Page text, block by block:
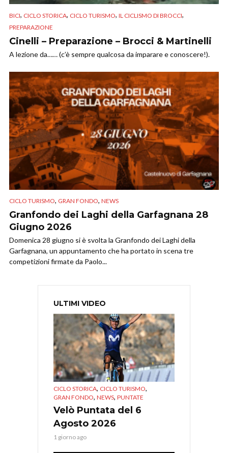
BICI, CICLO STORICA, CICLO TURISMO, IL CICLISMO DI BROCCI,
PREPARAZIONE
Cinelli – Preparazione – Brocci & Martinelli
A lezione da…… (c’è sempre qualcosa da imparare e conoscere!).
CICLO TURISMO, GRAN FONDO, NEWS
Granfondo dei Laghi della Garfagnana 28
Giugno 2026
Domenica 28 giugno si è svolta la Granfondo dei Laghi della
Garfagnana, un appuntamento che ha portato in scena tre
competizioni firmate da Paolo...
ULTIMI VIDEO
CICLO STORICA, CICLO TURISMO,
GRAN FONDO, NEWS, PUNTATE
Velò Puntata del 6
Agosto 2026
1 giorno ago